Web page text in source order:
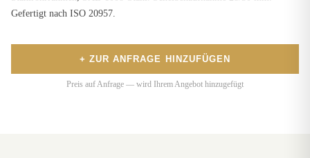
Gefertigt nach ISO 20957.
+ ZUR ANFRAGE HINZUFÜGEN
Preis auf Anfrage — wird Ihrem Angebot hinzugefügt